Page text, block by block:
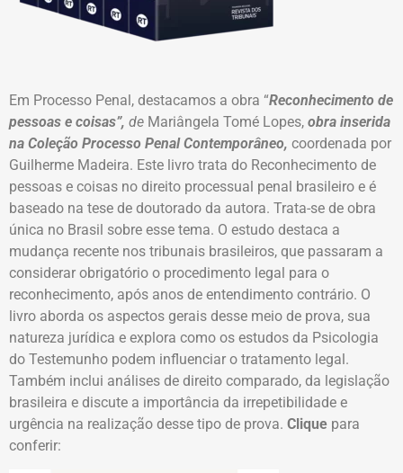
Em Processo Penal, destacamos a obra “Reconhecimento de
pessoas e coisas”, de Mariângela Tomé Lopes, obra inserida
na Coleção Processo Penal Contemporâneo, coordenada por
Guilherme Madeira. Este livro trata do Reconhecimento de
pessoas e coisas no direito processual penal brasileiro e é
baseado na tese de doutorado da autora. Trata-se de obra
única no Brasil sobre esse tema. O estudo destaca a
mudança recente nos tribunais brasileiros, que passaram a
considerar obrigatório o procedimento legal para o
reconhecimento, após anos de entendimento contrário. O
livro aborda os aspectos gerais desse meio de prova, sua
natureza jurídica e explora como os estudos da Psicologia
do Testemunho podem influenciar o tratamento legal.
Também inclui análises de direito comparado, da legislação
brasileira e discute a importância da irrepetibilidade e
urgência na realização desse tipo de prova. Clique para
conferir: